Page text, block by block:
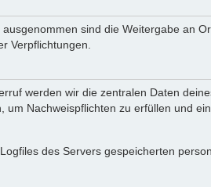
sind die Weitergabe an
Verpflichtungen.
werden wir die zentralen Daten
Nachweispflichten zu erfüllen und
des Servers gespeicherten